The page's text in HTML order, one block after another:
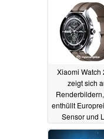
Xiaomi Watch
zeigt sich
enthüllt
Sensor und
Modem